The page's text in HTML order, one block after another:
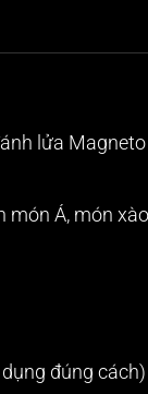
lửa
Á, món
đúng